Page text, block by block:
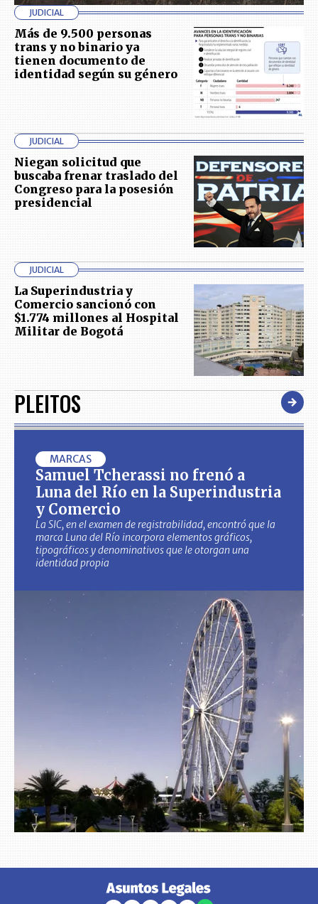
JUDICIAL
Más de 9.500 personas
trans y no binario ya
tienen documento de
identidad según su género
JUDICIAL
Niegan solicitud que
buscaba frenar traslado del
Congreso para la posesión
presidencial
JUDICIAL
La Superindustria y
Comercio sancionó con
$1.774 millones al Hospital
Militar de Bogotá
PLEITOS
MARCAS
Samuel Tcherassi no frenó a
Luna del Río en la Superindustria
y Comercio
La SIC, en el examen de registrabilidad, encontró que la
marca Luna del Río incorpora elementos gráficos,
tipográficos y denominativos que le otorgan una
identidad propia